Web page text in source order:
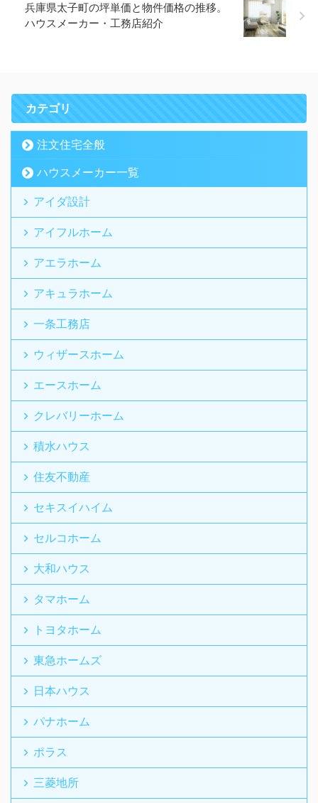
兵庫県太子町の坪単価と物件価格の推移。
ハウスメーカー・工務店紹介
カテゴリ
注文住宅全般
ハウスメーカー一覧
アイダ設計
アイフルホーム
アエラホーム
アキュラホーム
一条工務店
ウィザースホーム
エースホーム
クレバリーホーム
積水ハウス
住友不動産
セキスイハイム
セルコホーム
大和ハウス
タマホーム
トヨタホーム
東急ホームズ
日本ハウス
パナホーム
ポラス
三菱地所